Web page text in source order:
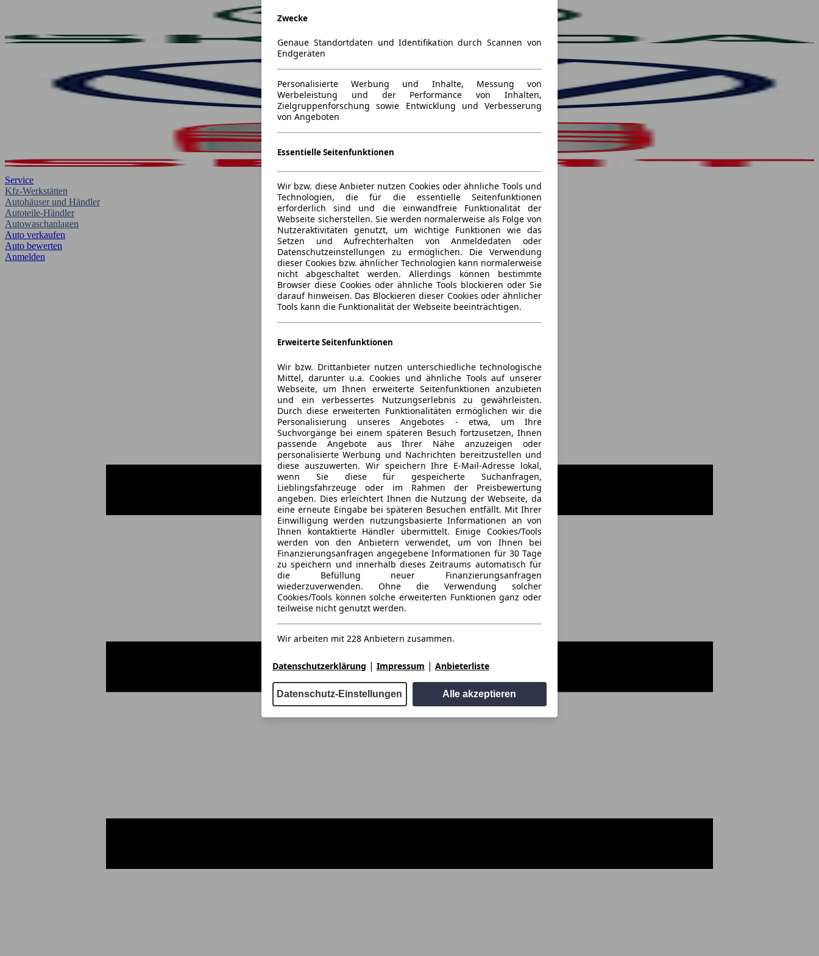
Service
Kfz-Werkstätten
Autohäuser und Händler
Autoteile-Händler
Autowaschanlagen
Auto verkaufen
Auto bewerten
Anmelden
Zwecke
Genaue Standortdaten und Identifikation durch Scannen von
Endgeräten
Personalisierte Werbung und Inhalte, Messung von
Werbeleistung und der Performance von Inhalten,
Zielgruppenforschung sowie Entwicklung und Verbesserung
von Angeboten
Essentielle Seitenfunktionen
Wir bzw. diese Anbieter nutzen Cookies oder ähnliche Tools und
Technologien, die für die essentielle Seitenfunktionen
erforderlich sind und die einwandfreie Funktionalität der
Webseite sicherstellen. Sie werden normalerweise als Folge von
Nutzeraktivitäten genutzt, um wichtige Funktionen wie das
Setzen und Aufrechterhalten von Anmeldedaten oder
Datenschutzeinstellungen zu ermöglichen. Die Verwendung
dieser Cookies bzw. ähnlicher Technologien kann normalerweise
nicht abgeschaltet werden. Allerdings können bestimmte
Browser diese Cookies oder ähnliche Tools blockieren oder Sie
darauf hinweisen. Das Blockieren dieser Cookies oder ähnlicher
Tools kann die Funktionalität der Webseite beeinträchtigen.
Erweiterte Seitenfunktionen
Wir bzw. Drittanbieter nutzen unterschiedliche technologische
Mittel, darunter u.a. Cookies und ähnliche Tools auf unserer
Webseite, um Ihnen erweiterte Seitenfunktionen anzubieten
und ein verbessertes Nutzungserlebnis zu gewährleisten.
Durch diese erweiterten Funktionalitäten ermöglichen wir die
Personalisierung unseres Angebotes - etwa, um Ihre
Suchvorgänge bei einem späteren Besuch fortzusetzen, Ihnen
passende Angebote aus Ihrer Nähe anzuzeigen oder
personalisierte Werbung und Nachrichten bereitzustellen und
diese auszuwerten. Wir speichern Ihre E-Mail-Adresse lokal,
wenn Sie diese für gespeicherte Suchanfragen,
Lieblingsfahrzeuge oder im Rahmen der Preisbewertung
angeben. Dies erleichtert Ihnen die Nutzung der Webseite, da
eine erneute Eingabe bei späteren Besuchen entfällt. Mit Ihrer
Einwilligung werden nutzungsbasierte Informationen an von
Ihnen kontaktierte Händler übermittelt. Einige Cookies/Tools
werden von den Anbietern verwendet, um von Ihnen bei
Finanzierungsanfragen angegebene Informationen für 30 Tage
zu speichern und innerhalb dieses Zeitraums automatisch für
die Befüllung neuer Finanzierungsanfragen
wiederzuverwenden. Ohne die Verwendung solcher
Cookies/Tools können solche erweiterten Funktionen ganz oder
teilweise nicht genutzt werden.
Wir arbeiten mit 228 Anbietern zusammen.
Datenschutzerklärung | Impressum | Anbieterliste
Datenschutz-Einstellungen Alle akzeptieren